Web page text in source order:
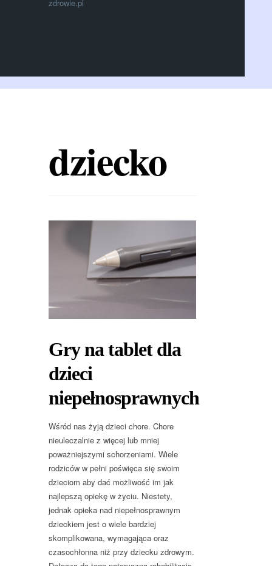
zdrowie.pl
dziecko
Gry na tablet dla
dzieci
niepełnosprawnych
Wśród nas żyją dzieci chore. Chore
nieuleczalnie z więcej lub mniej
poważniejszymi schorzeniami. Wiele
rodziców w pełni poświęca się swoim
dzieciom aby dać możliwość im jak
najlepszą opiekę w życiu. Niestety,
jednak opieka nad niepełnosprawnym
dzieckiem jest o wiele bardziej
skomplikowana, wymagająca oraz
czasochłonna niż przy dziecku zdrowym.